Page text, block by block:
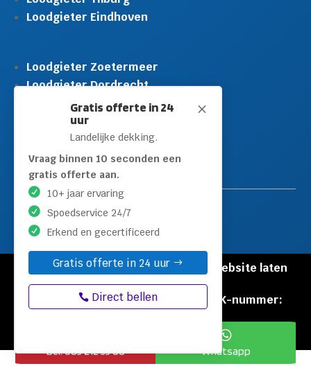
M
Gratis offerte in 24
uur
Landelijke dekking.
Vraag binnen 10 seconden een
gratis offerte aan.
10+ jaar ervaring
Spoedservice 24/7
Erkend en gecertificeerd
Gratis offerte in 24 uur
Direct bellen
Loodgieter Eindhoven
Loodgieter Zoetermeer
Loodgieter Dordrecht
Loodgieter Rijswijk
Loodgieter Schiedam
Loodgieter Leidschendam
Loodgieter Hilversum
© Copyright Loodgieters Kwartier |
Website laten
maken door Flexamedia
Privacyverklaring|Disclaimer
KVK-nummer:
Bel: 085 212 55 88

Whatsapp